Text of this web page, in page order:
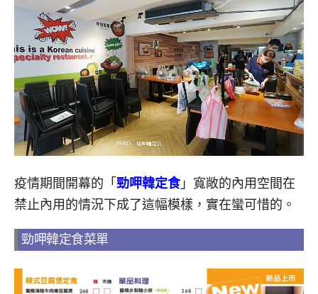
疫情期間開幕的「 勁呷韓定食」寬敞的內用空間在
禁止內用的情況下成了這幅模樣，實在蠻可惜的。
勁呷韓定食菜單